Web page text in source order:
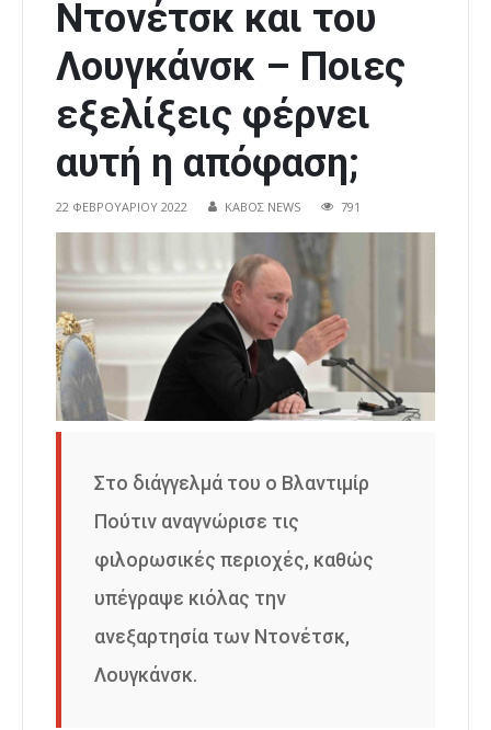
Ντονέτσκ και του
Λουγκάνσκ – Ποιες
εξελίξεις φέρνει
αυτή η απόφαση;
22 ΦΕΒΡΟΥΑΡΊΟΥ 2022 ΚΑΒΟΣ NEWS 791
Στο διάγγελμά του ο Βλαντιμίρ
Πούτιν αναγνώρισε τις
φιλορωσικές περιοχές, καθώς
υπέγραψε κιόλας την
ανεξαρτησία των Ντονέτσκ,
Λουγκάνσκ.